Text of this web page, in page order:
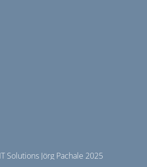
Solutions Jörg Pachale 2025